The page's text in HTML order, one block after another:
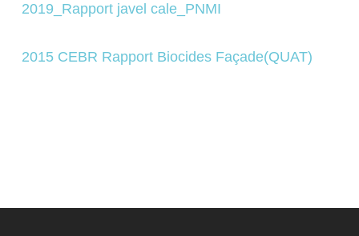
2019_Rapport javel cale_PNMI
2015 CEBR Rapport Biocides Façade(QUAT)